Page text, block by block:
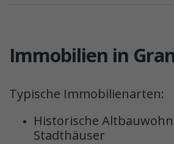
Immobilien in
Typische Immobilienarten:
Historische
Stadthäuser